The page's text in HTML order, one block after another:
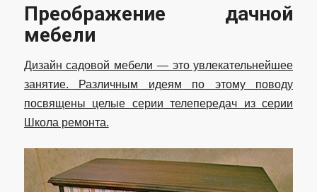
Преображение дачной
мебели
Дизайн садовой мебели — это увлекательнейшее
занятие. Различным идеям по этому поводу
посвящены целые серии телепередач из серии
Школа ремонта.